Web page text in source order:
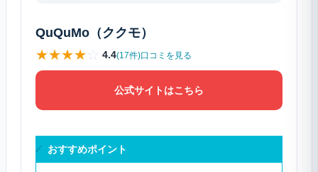
QuQuMo（ククモ）
★★★★☆ 4.4(17件)口コミを見る
公式サイトはこちら
おすすめポイント